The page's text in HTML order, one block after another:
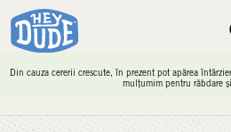
Din cauza cererii crescute, în prezent pot apărea
mulțumim pentru răbdare